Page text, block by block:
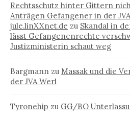
Rechtsschutz hinter Gittern
Anträgen Gefangener in der
jule.linXXnet.de zu Skandal in
lässt Gefangenenrechte
Justizministerin schaut weg
Bargmann zu Massak und die
der JVA Werl
Tyronehip zu GG/BO